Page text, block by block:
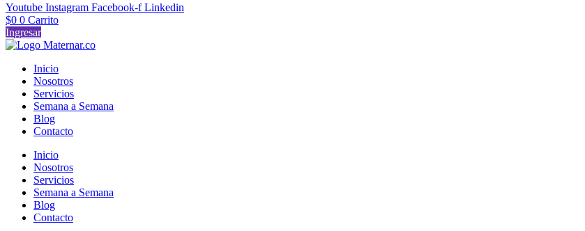
Youtube Instagram Facebook-f Linkedin
$0 0 Carrito
Ingresar
Inicio
Nosotros
Servicios
Semana a Semana
Blog
Contacto
Inicio
Nosotros
Servicios
Semana a Semana
Blog
Contacto